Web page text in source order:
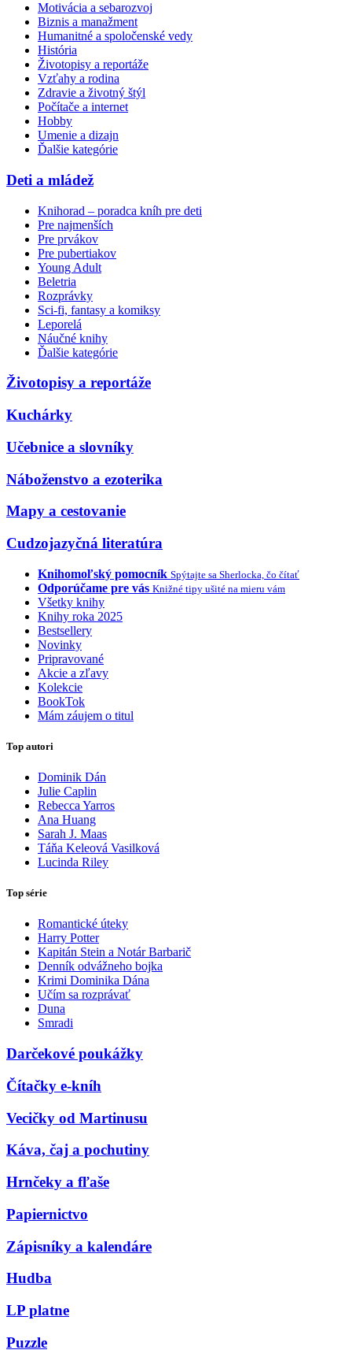
Motivácia a sebarozvoj
Biznis a manažment
Humanitné a spoločenské vedy
História
Životopisy a reportáže
Vzťahy a rodina
Zdravie a životný štýl
Počítače a internet
Hobby
Umenie a dizajn
Ďalšie kategórie
Deti a mládež
Knihorad – poradca kníh pre deti
Pre najmenších
Pre prvákov
Pre pubertiakov
Young Adult
Beletria
Rozprávky
Sci-fi, fantasy a komiksy
Leporelá
Náučné knihy
Ďalšie kategórie
Životopisy a reportáže
Kuchárky
Učebnice a slovníky
Náboženstvo a ezoterika
Mapy a cestovanie
Cudzojazyčná literatúra
Knihomoľský pomocník Spýtajte sa Sherlocka, čo čítať
Odporúčame pre vás Knižné tipy ušité na mieru vám
Všetky knihy
Knihy roka 2025
Bestsellery
Novinky
Pripravované
Akcie a zľavy
Kolekcie
BookTok
Mám záujem o titul
Top autori
Dominik Dán
Julie Caplin
Rebecca Yarros
Ana Huang
Sarah J. Maas
Táňa Keleová Vasilková
Lucinda Riley
Top série
Romantické úteky
Harry Potter
Kapitán Stein a Notár Barbarič
Denník odvážneho bojka
Krimi Dominika Dána
Učím sa rozprávať
Duna
Smradi
Darčekové poukážky
Čítačky e-kníh
Vecičky od Martinusu
Káva, čaj a pochutiny
Hrnčeky a fľaše
Papiernictvo
Zápisníky a kalendáre
Hudba
LP platne
Puzzle